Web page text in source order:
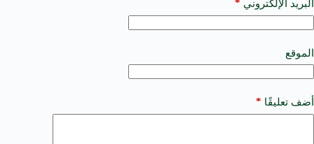
البريد الإلكتروني *
الموقع
أضف تعليقًا *
t
i
e
: